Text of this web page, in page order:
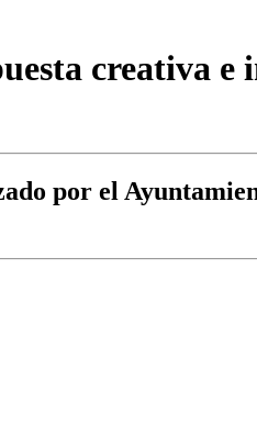
creativa e
por el